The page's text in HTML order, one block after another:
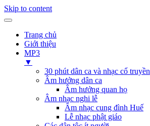
Skip to content
Trang chủ
Giới thiệu
MP3
▼
30 phút dân ca và nhạc cổ truyền
Âm hưởng dân ca
Âm hưởng quan họ
Âm nhạc nghi lễ
Âm nhạc cung đình Huế
Lễ nhạc phật giáo